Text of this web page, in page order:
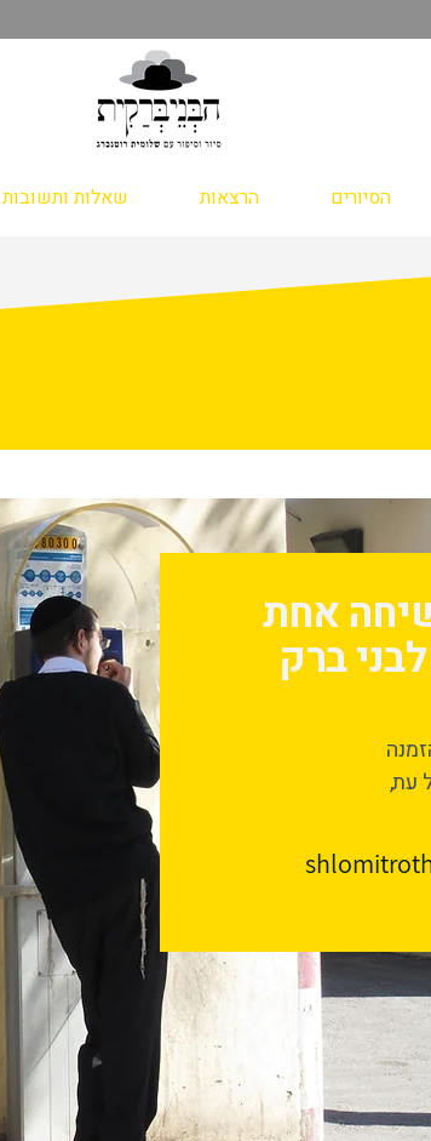
הסיורים הרצאות שאלות ותשובות
אחת
ברק
עת,